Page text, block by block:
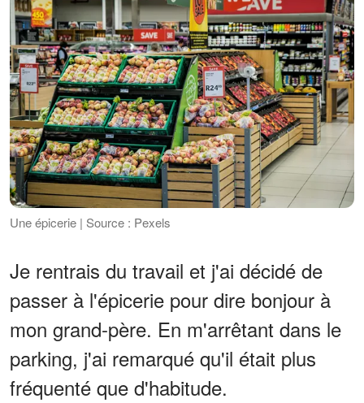
Une épicerie | Source : Pexels
Je rentrais du travail et j'ai décidé de
passer à l'épicerie pour dire bonjour à
mon grand-père. En m'arrêtant dans le
parking, j'ai remarqué qu'il était plus
fréquenté que d'habitude.